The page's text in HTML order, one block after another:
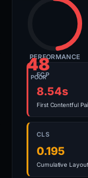
48
POOR
PERFORMANCE
FCP
8.54s
First Contentful
CLS
0.195
Cumulative